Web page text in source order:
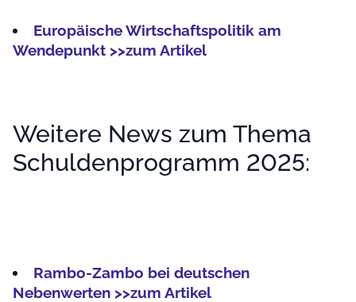
Europäische Wirtschaftspolitik am
Wendepunkt >>zum Artikel
Weitere News zum Thema
Schuldenprogramm 2025:
Rambo-Zambo bei deutschen
Nebenwerten >>zum Artikel